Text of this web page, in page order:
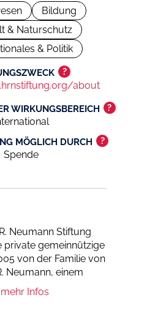
Bildung
& Naturschutz
& Politik
?
about
WIRKUNGSBEREICH ?
MÖGLICH DURCH ?
Spende
Neumann Stiftung
private gemeinnützige
von der Familie von
Neumann, einem
und Investor im
Kaffeegeschäft,
mehr Infos